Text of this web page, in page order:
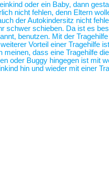
oder ein Baby, dann
nicht fehlen, denn Eltern
der Autokindersitz nicht
schwer schieben. Da ist es
benutzen. Mit der
Vorteil einer Tragehilfe
meinen, dass eine Tragehilfe
oder Buggy hingegen ist mit
hin und wieder mit einer